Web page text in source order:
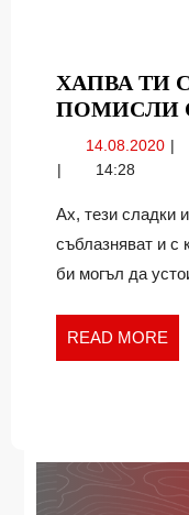
ХАПВА ТИ
ПОМИСЛИ
14.08.2020
14:28
Aх, тези сладки
съблазняват и с
би могъл да
READ MORE